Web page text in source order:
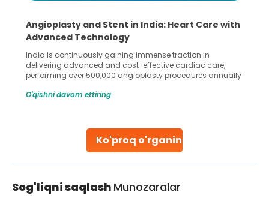
Ko'proq o'rganing
5 Essential Steps for Effective Human Sperm
Collection and Processing Methods
Human sperm collection and processing are critical steps
in advanced reproductive techniques like In Vitro
Fertilization (IVF) and intrauterine insemination (IUI). These
challenges and help couples achieve their dream of
collected, they process the
O'qishni davom ettiring
Sog'liqni saqlash Munozaralar